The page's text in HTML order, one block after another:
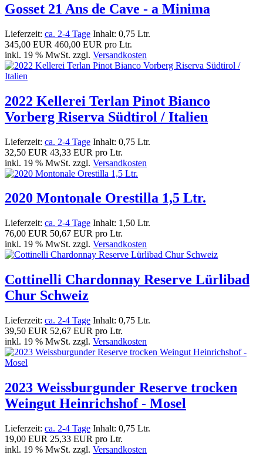
Gosset 21 Ans de Cave - a Minima
Lieferzeit: ca. 2-4 Tage Inhalt: 0,75 Ltr.
345,00 EUR 460,00 EUR pro Ltr.
inkl. 19 % MwSt. zzgl. Versandkosten
2022 Kellerei Terlan Pinot Bianco
Vorberg Riserva Südtirol / Italien
Lieferzeit: ca. 2-4 Tage Inhalt: 0,75 Ltr.
32,50 EUR 43,33 EUR pro Ltr.
inkl. 19 % MwSt. zzgl. Versandkosten
2020 Montonale Orestilla 1,5 Ltr.
Lieferzeit: ca. 2-4 Tage Inhalt: 1,50 Ltr.
76,00 EUR 50,67 EUR pro Ltr.
inkl. 19 % MwSt. zzgl. Versandkosten
Cottinelli Chardonnay Reserve Lürlibad
Chur Schweiz
Lieferzeit: ca. 2-4 Tage Inhalt: 0,75 Ltr.
39,50 EUR 52,67 EUR pro Ltr.
inkl. 19 % MwSt. zzgl. Versandkosten
2023 Weissburgunder Reserve trocken
Weingut Heinrichshof - Mosel
Lieferzeit: ca. 2-4 Tage Inhalt: 0,75 Ltr.
19,00 EUR 25,33 EUR pro Ltr.
inkl. 19 % MwSt. zzgl. Versandkosten